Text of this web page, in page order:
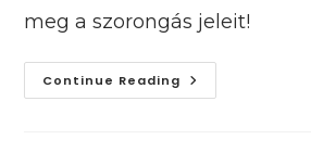
meg a szorongás jeleit!
Continue Reading Mik
A